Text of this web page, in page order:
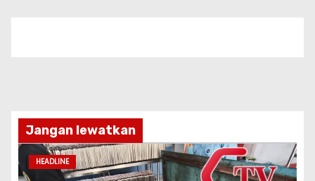
Jangan lewatkan
HEADLINE